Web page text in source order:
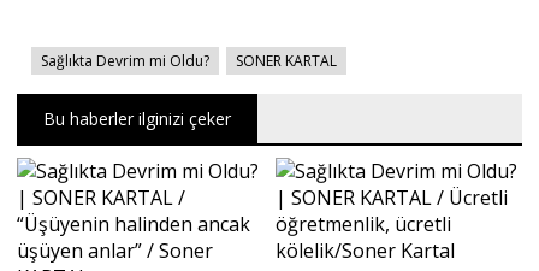
Sağlıkta Devrim mi Oldu? SONER KARTAL
Bu haberler ilginizi çeker